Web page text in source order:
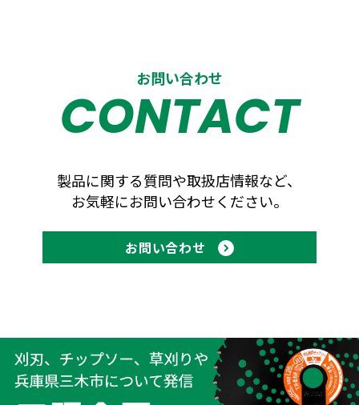
お問い合わせ
CONTACT
製品に関する質問や取扱店情報など、
お気軽にお問い合わせください。
お問い合わせ